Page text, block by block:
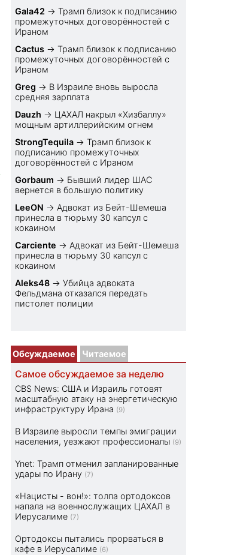
Gala42 →Трамп близок к подписанию
промежуточных договорённостей с
Ираном
Cactus →Трамп близок к подписанию
промежуточных договорённостей с
Ираном
Greg → В Израиле вновь выросла
средняя зарплата
Dauzh → ЦАХАЛ накрыл «Хизбаллу»
мощным артиллерийским огнем
StrongTequila →Трамп близок к
подписанию промежуточных
договорённостей с Ираном
Gorbaum → Бывший лидер ШАС
вернется в большую политику
LeeON → Адвокат из Бейт-Шемеша
принесла в тюрьму 30 капсул с
кокаином
Carciente → Адвокат из Бейт-Шемеша
принесла в тюрьму 30 капсул с
кокаином
Aleks48 →Убийца адвоката
Фельдмана отказался передать
пистолет полиции
Обсуждаемое Читаемое
Самое обсуждаемое за неделю
CBS News: США и Израиль готовят
масштабную атаку на энергетическую
инфраструктуру Ирана (9)
В Израиле выросли темпы эмиграции
населения, уезжают профессионалы (9)
Ynet: Трамп отменил запланированные
удары по Ирану (7)
«Нацисты - вон!»: толпа ортодоксов
напала на военнослужащих ЦАХАЛ в
Иерусалиме (7)
Ортодоксы пытались прорваться в
кафе в Иерусалиме (6)